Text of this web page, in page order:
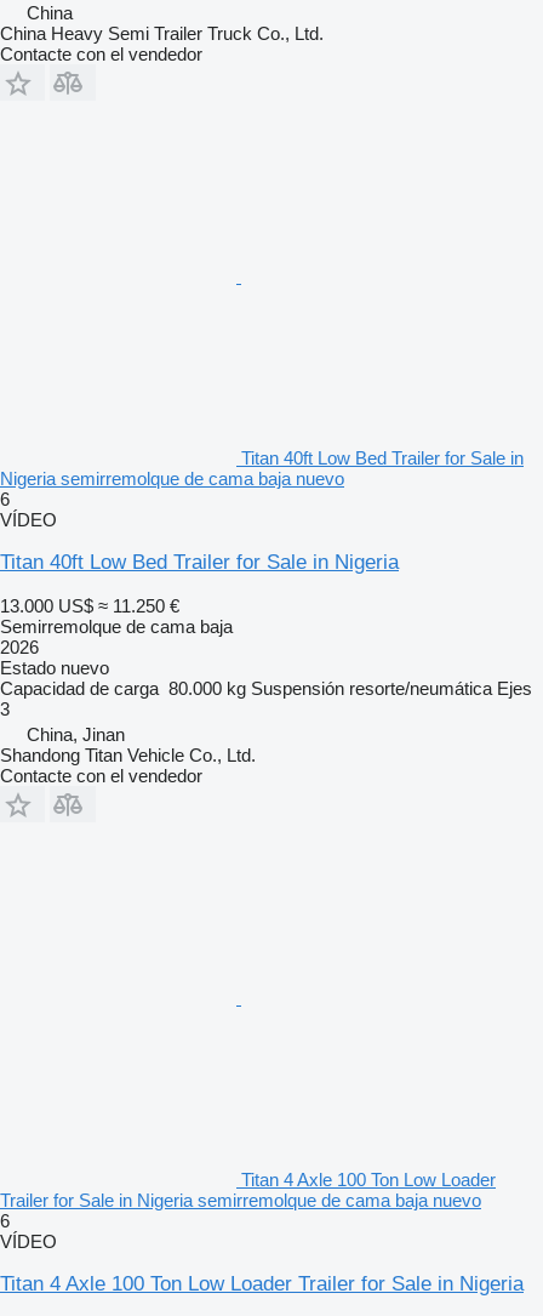
China
China Heavy Semi Trailer Truck Co., Ltd.
Contacte con el vendedor
Titan 40ft Low Bed Trailer for Sale in
Nigeria semirremolque de cama baja nuevo
6
VÍDEO
Titan 40ft Low Bed Trailer for Sale in Nigeria
13.000 US$ ≈ 11.250 €
Semirremolque de cama baja
2026
Estado nuevo
Capacidad de carga 80.000 kg Suspensión resorte/neumática Ejes
3
China, Jinan
Shandong Titan Vehicle Co., Ltd.
Contacte con el vendedor
Titan 4 Axle 100 Ton Low Loader
Trailer for Sale in Nigeria semirremolque de cama baja nuevo
6
VÍDEO
Titan 4 Axle 100 Ton Low Loader Trailer for Sale in Nigeria